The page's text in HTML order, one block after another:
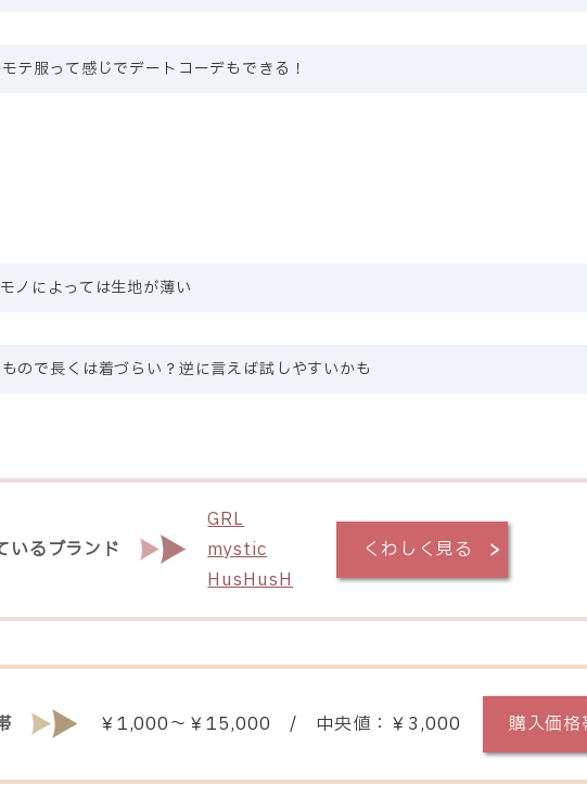
テ服って感じでデートコーデもできる！
ノによっては生地が薄い
ので長くは着づらい？逆に言えば試しやすいかも
いるブランド
GRL
mystic
HusHusH
くわしく見る
￥1,000～￥15,000 / 中央値：￥3,000 購入価